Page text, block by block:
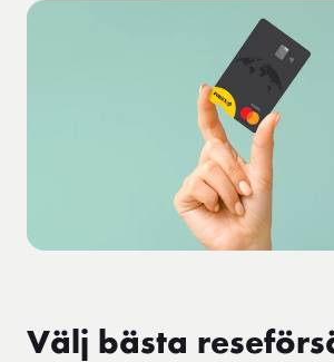
Välj bästa